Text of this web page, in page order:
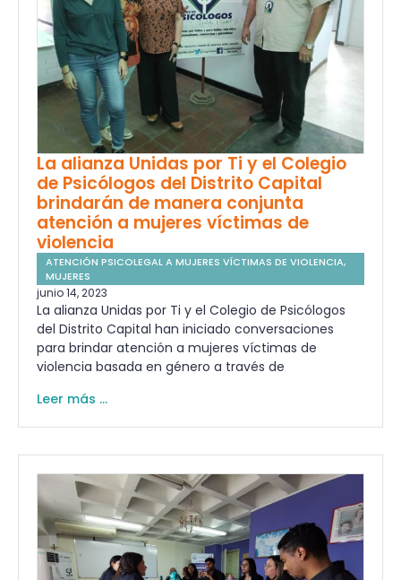
La alianza Unidas por Ti y el Colegio
de Psicólogos del Distrito Capital
brindarán de manera conjunta
atención a mujeres víctimas de
violencia
ATENCIÓN PSICOLEGAL A MUJERES VÍCTIMAS DE VIOLENCIA,
MUJERES
junio 14, 2023
La alianza Unidas por Ti y el Colegio de Psicólogos
del Distrito Capital han iniciado conversaciones
para brindar atención a mujeres víctimas de
violencia basada en género a través de
Leer más ...